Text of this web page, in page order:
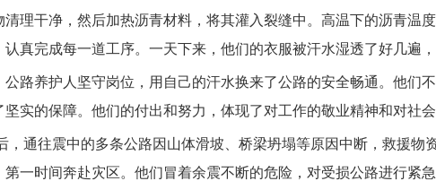
理干净，然后加热沥青材料，将其灌入裂缝中。高温下的沥青温
真完成每一道工序。一天下来，他们的衣服被汗水湿透了好几遍，
养护人坚守岗位，用自己的汗水换来了公路的安全畅通。他们
实的保障。他们的付出和努力，体现了对工作的敬业精神和对社会
通往震中的多条公路因山体滑坡、桥梁坍塌等原因中断，救援物
一时间奔赴灾区。他们冒着余震不断的危险，对受损公路进行紧